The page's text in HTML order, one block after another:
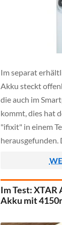
Im separat
Akku steckt
die auch im
kommt, dies hat
"ifixit" in einem
herausgefunden.
durchaus Sinn
von einem
eine
Im Test:
Akku mit